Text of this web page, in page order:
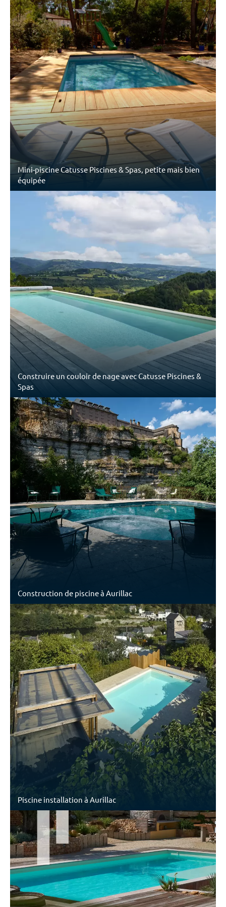
Mini-piscine Catusse Piscines & Spas, petite mais bien
équipée
Construire un couloir de nage avec Catusse Piscines &
Spas
Construction de piscine à Aurillac
Piscine installation à Aurillac